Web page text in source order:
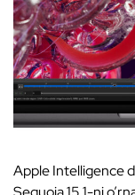
Apple Intelligence